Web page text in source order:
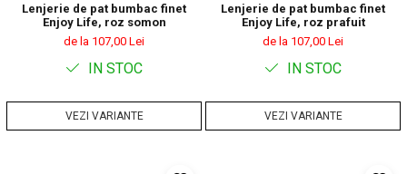
Lenjerie de pat bumbac finet
Enjoy Life, roz somon
de la 107,00 Lei
IN STOC
VEZI VARIANTE
Lenjerie de pat bumbac finet
Enjoy Life, roz prafuit
de la 107,00 Lei
IN STOC
VEZI VARIANTE